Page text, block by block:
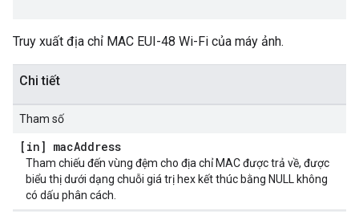
Truy xuất địa chỉ MAC EUI-48 Wi-Fi của máy ảnh.
Chi tiết
Tham số
[in] macAddress
Tham chiếu đến vùng đệm cho địa chỉ MAC được trả về, được
biểu thị dưới dạng chuỗi giá trị hex kết thúc bằng NULL không
có dấu phân cách.